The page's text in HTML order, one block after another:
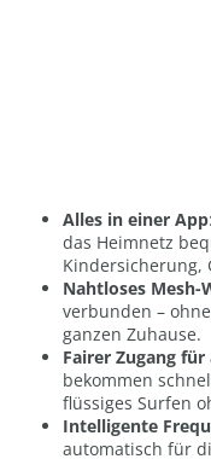
Alles in einer App
das Heimnetz
Kindersicherung,
Nahtloses Mesh-
verbunden –
ganzen Zuhause.
Fairer Zugang für
bekommen
flüssiges Surfen
Intelligente
automatisch für